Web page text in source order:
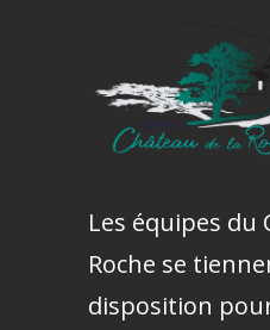
Les équipes du
Roche se
disposition